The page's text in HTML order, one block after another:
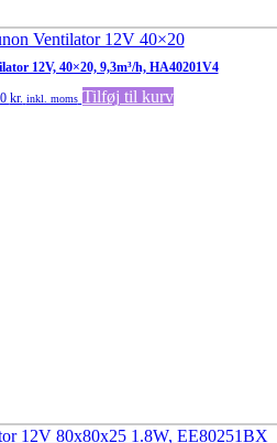
12V, 40×20, 9,3m³/h, HA40201V4
kr. inkl. moms Tilføj til kurv